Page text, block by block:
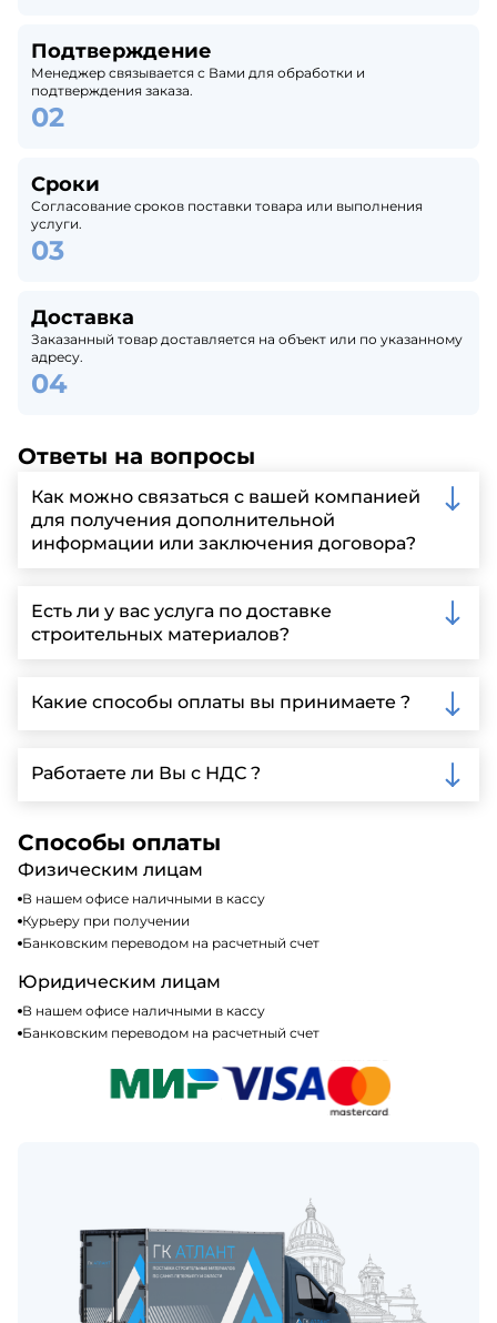
Подтверждение
Менеджер связывается с Вами для обработки и
подтверждения заказа.
Сроки
Согласование сроков поставки товара или выполнения
услуги.
Доставка
Заказанный товар доставляется на объект или по указанному
адресу.
Ответы на вопросы
Как можно связаться с вашей компанией
для получения дополнительной
информации или заключения договора?
запрос через нашу официальную почту или
заполнить форму на нашем сайте для более
детальной информации и организации встречи.
Есть ли у вас услуга по доставке
строительных материалов?
Ленинградской области, у нас собственный
автопарк, для обеспечения быстрой и надежной
Какие способы оплаты вы принимаете ?
включая наличные, банковские переводы,
кредитные карты. Подробную информацию о
Работаете ли Вы с НДС ?
налогообложения, т.е с НДС 20%
Способы оплаты
Физическим лицам
В нашем офисе наличными в кассу
Курьеру при получении
Банковским переводом на расчетный счет
Юридическим лицам
В нашем офисе наличными в кассу
Банковским переводом на расчетный счет